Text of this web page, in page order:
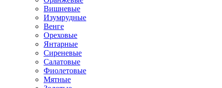
Вишневые
Изумрудные
Венге
Ореховые
Янтарные
Сиреневые
Салатовые
Фиолетовые
Мятные